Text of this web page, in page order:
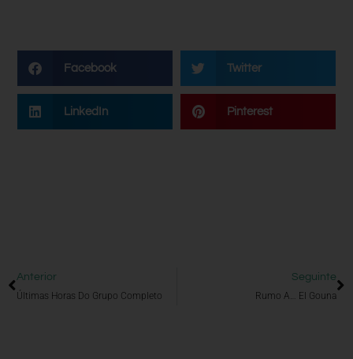
Facebook Twitter
LinkedIn Pinterest
Anterior
Últimas Horas Do Grupo Completo
Seguinte
Rumo A… El Gouna